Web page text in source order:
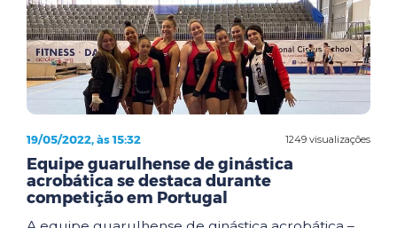
1249 visualizações
19/05/2022, às 15:32
Equipe guarulhense de ginástica
acrobática se destaca durante
competição em Portugal